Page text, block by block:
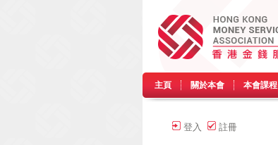
主頁 關於本會 本會課程
登入 註冊